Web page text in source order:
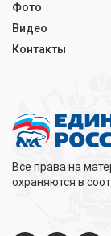
Все права на
охраняются в
Фото
Видео
Контакты